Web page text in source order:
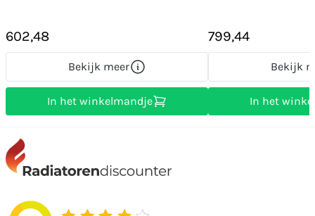
602,48
Bekijk meer
In het winkelmandje
799,44
Bekijk
In het